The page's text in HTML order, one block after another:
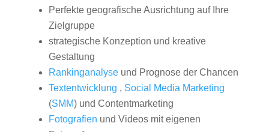
Perfekte geografische Ausrichtung auf Ihre
Zielgruppe
strategische Konzeption und kreative
Gestaltung
Rankinganalyseund Prognose der Chancen
Textentwicklung , Social Media Marketing
(SMM) und Contentmarketing
Fotografien und Videos mit eigenen